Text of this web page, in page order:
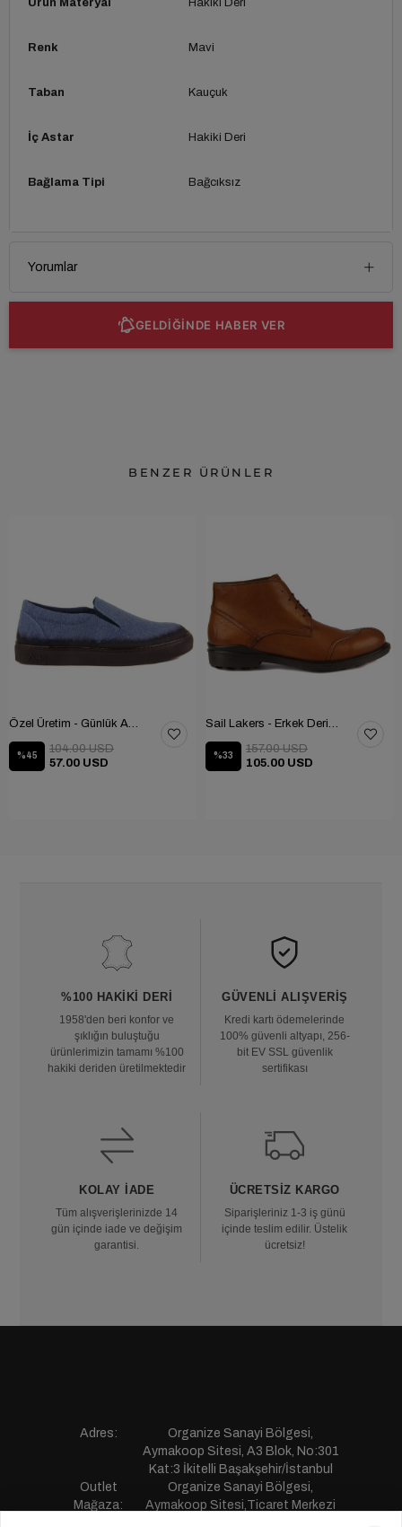
Renk Mavi
Taban Kauçuk
İç Astar Hakiki Deri
Bağlama Tipi Bağcıksız
Yorumlar
GELDİĞİNDE HABER VER
BENZER ÜRÜNLER
%45
57.00 USD
104.00 USD
%33
105.00 USD
157.00 USD
%100 HAKIKI DERI
1958'den beri konfor ve
şıklığın buluştuğu
ürünlerimizin tamamı %100
hakiki deriden üretilmektedir
GÜVENLI ALIŞVERIŞ
Kredi kartı ödemelerinde
100% güvenli altyapı, 256-
bit EV SSL güvenlik
sertifikası
KOLAY İADE
Tüm alışverişlerinizde 14
gün içinde iade ve değişim
garantisi.
ÜCRETSIZ KARGO
Siparişleriniz 1-3 iş günü
içinde teslim edilir. Üstelik
ücretsiz!
Adres:
Organize Sanayi Bölgesi,
Aymakoop Sitesi, A3 Blok, No:301
Kat:3 İkitelli Başakşehir/İstanbul
Outlet
Mağaza:
Organize Sanayi Bölgesi,
Aymakoop Sitesi,Ticaret Merkezi